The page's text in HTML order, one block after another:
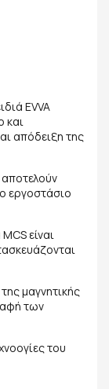
EVVA
και
απόδειξη της
εργοστάσιο
είναι
μαγνητικής
των
του